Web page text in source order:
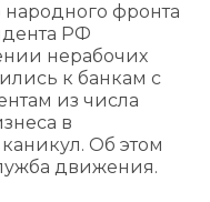
фронта
РФ
нерабочих
к банкам с
из числа
в
Об этом
движения.